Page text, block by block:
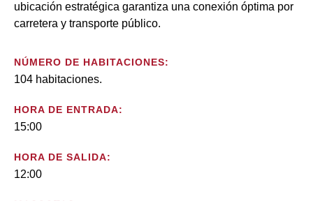
ubicación estratégica garantiza una conexión óptima por
carretera y transporte público.
NÚMERO DE HABITACIONES:
104 habitaciones.
HORA DE ENTRADA:
15:00
HORA DE SALIDA:
12:00